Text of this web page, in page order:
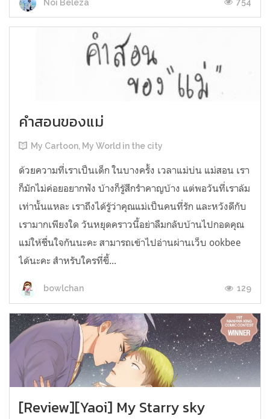
Noi Beleza 754
คำสอนของแม่
My Cartoon, My World in the city
ด้วยความที่เราเป็นเด็ก ในบางครั้ง เวลาแม่บ่น แม่สอน เรา
ก็มักไม่ค่อยอยากฟัง บ้างก็รู้สึกรำคาญบ้าง แต่พอวันที่เราล้ม
เท่านั้นแหละ เราถึงได้รู้ว่าคุณแม่เป็นคนที่รัก และหวังดีกับ
เรามากเพียงใด วันหยุดคราวนี้อย่าลืมกลับบ้านไปกอดคุณ
แม่ให้ชื่นใจกันนะคะ สามารถเข้าไปอ่านผ่านเว็บ ookbee
ได้นะคะ สำหรับใครที่ขี้...
bowlchan 129
[Review][Yaoi] My Starry sky